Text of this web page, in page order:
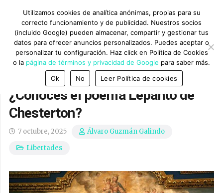
¿Conoces el poema Lepanto de
Chesterton?
7 octubre, 2025
Álvaro Guzmán Galindo
Libertades
Utilizamos cookies de analítica anónimas, propias para su
correcto funcionamiento y de publicidad. Nuestros socios
(incluido Google) pueden almacenar, compartir y gestionar tus
datos para ofrecer anuncios personalizados. Puedes aceptar o
personalizar tu configuración. Haz click en Política de Cookies
o la página de términos y privacidad de Google para saber más.
Ok
No Leer Política de cookies